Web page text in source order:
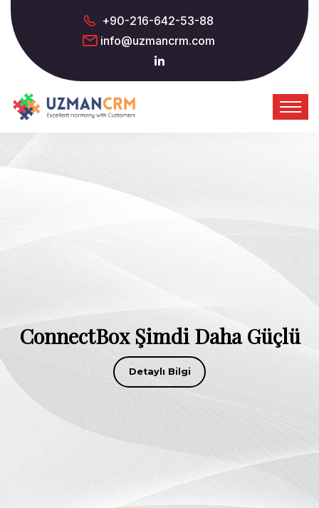
+90-216-642-53-88
info@uzmancrm.com
ConnectBox Şimdi Daha Güçlü
Detaylı Bilgi